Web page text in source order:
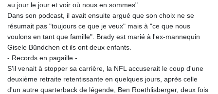
au jour le jour et voir où nous en sommes".
Dans son podcast, il avait ensuite argué que son choix ne se
résumait pas "toujours ce que je veux" mais à "ce que nous
voulons en tant que famille". Brady est marié à l'ex-mannequin
Gisele Bündchen et ils ont deux enfants.
- Records en pagaille -
S'il venait à stopper sa carrière, la NFL accuserait le coup d'une
deuxième retraite retentissante en quelques jours, après celle
d'un autre quarterback de légende, Ben Roethlisberger, deux fois